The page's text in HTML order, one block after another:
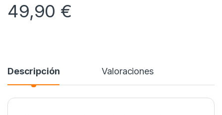
49,90 €
Descripción Valoraciones